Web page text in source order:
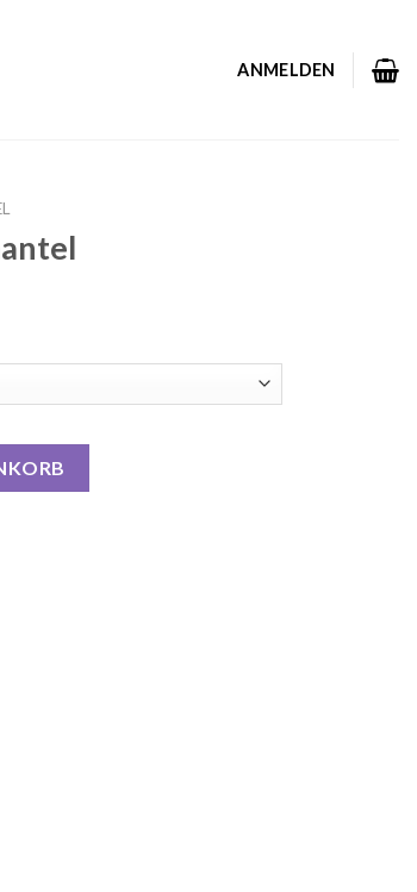
ANMELDEN